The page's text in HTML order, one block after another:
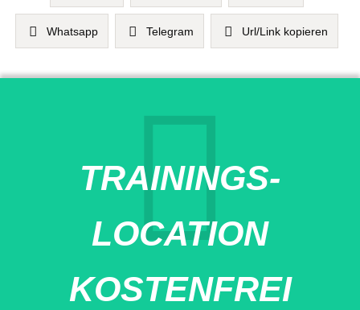
Whatsapp Telegram Url/Link kopieren
TRAININGS-
LOCATION
KOSTENFREI